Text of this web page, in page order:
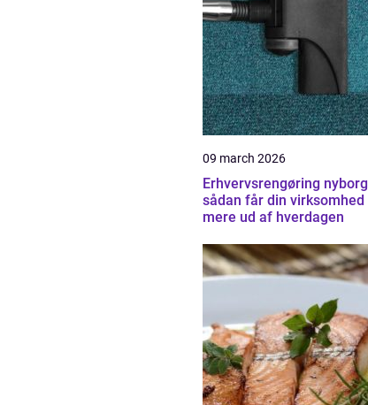
09 march 2026
Erhvervsrengøring nyborg
sådan får din virksomhed
mere ud af hverdagen